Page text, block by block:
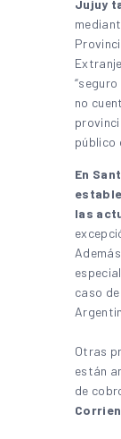
Jujuy
no
público
En
las
caso
Otras
están
de